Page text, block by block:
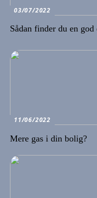
03/07/2022
Sådan finder du en
11/06/2022
Mere gas i din bolig?